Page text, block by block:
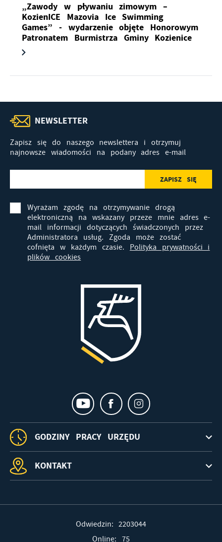
„Zawody w pływaniu zimowym –
KozienICE Mazovia Ice Swimming
Games” - wydarzenie objęte Honorowym
Patronatem Burmistrza Gminy Kozienice
NEWSLETTER
Zapisz się do naszego newslettera i otrzymuj
najnowsze wiadomości na podany adres e-mail
Wyrażam zgodę na otrzymywanie drogą
elektroniczną na wskazany przeze mnie adres e-
mail informacji dotyczących świadczonych przez
Administratora usług. Zgoda może zostać
cofnięta w każdym czasie. Polityka prywatności i
plików cookies
GODZINY PRACY URZĘDU
KONTAKT
Odwiedzin: 2203044
Online: 75